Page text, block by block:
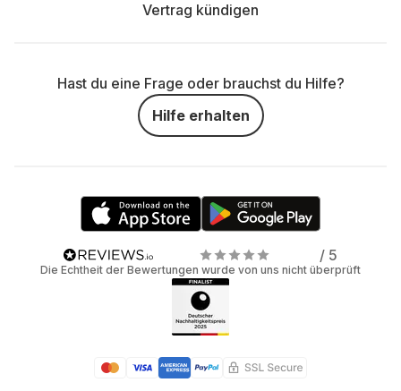
Vertrag kündigen
Hast du eine Frage oder brauchst du Hilfe?
Hilfe erhalten
/ 5
Die Echtheit der Bewertungen wurde von uns nicht überprüft